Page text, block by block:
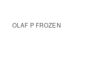
OLAF P FROZEN